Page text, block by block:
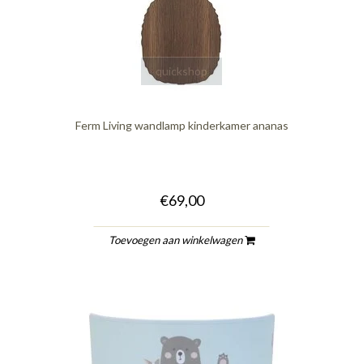
quickshop
Ferm Living wandlamp kinderkamer ananas
€69,00
Toevoegen aan winkelwagen